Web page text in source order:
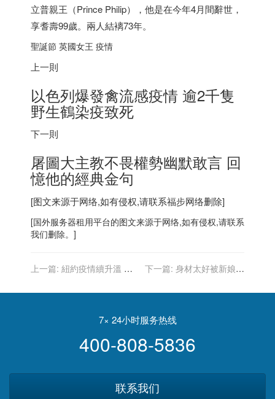
立普親王（Prince Philip），他是在今年4月間辭世，
享耆壽99歲。兩人結褵73年。
聖誕節 英國女王 疫情
上一則
以色列爆發禽流感疫情 逾2千隻
野生鶴染疫致死
下一則
屠圖大主教不畏權勢幽默敢言 回
憶他的經典金句
[图文来源于网络,如有侵权,请联系福步网络删除]
[国外服务器租用平台的图文来源于网络,如有侵权,请联系
我们删除。]
上一篇: 紐約疫情續升溫 又
下一篇: 身材太好被新娘取
妳選的
7× 24小时服务热线
400-808-5836
联系我们